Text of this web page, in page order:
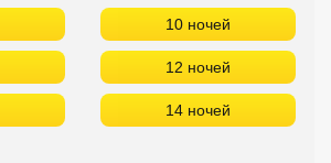
10 ночей
12 ночей
14 ночей